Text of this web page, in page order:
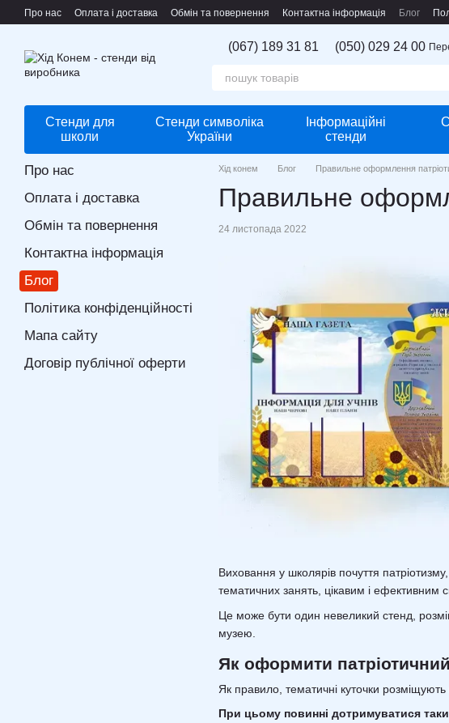
Перейти до основного контенту
Про нас Оплата і доставка Обмін та повернення Контактна інформація Блог
(067) 189 31 81 (050) 029 24 00
Стенди для
школи
Стенди символіка
України
Інформаційні
стенди
Хід конем Блог Правильне оформлення
Правильне
24 листопада 2022
Виховання у школярів почуття
тематичних занять, цікавим і ефективним
Це може бути один невеликий стенд,
музею.
Як оформити
Як правило, тематичні куточки розміщують
При цьому повинні дотримуватися
Про нас
Оплата і доставка
Обмін та повернення
Контактна інформація
Блог
Політика конфіденційності
Мапа сайту
Договір публічної оферти